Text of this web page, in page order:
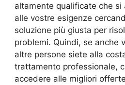
altamente qualificate che si
alle vostre esigenze
soluzione più giusta per
problemi. Quindi, se anche
altre persone siete alla
trattamento professionale,
accedere alle migliori